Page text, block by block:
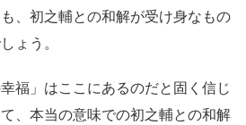
、初之輔との和解が受け身なもの
ょう。
福」はここにあるのだと固く信じ
、本当の意味での初之輔との和解